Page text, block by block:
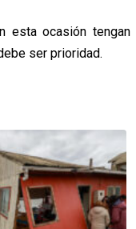
esta ocasión tengan
ser prioridad.